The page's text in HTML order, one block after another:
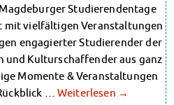
Studierendentage
mit vielfältigen Veranstaltungen
engagierter Studierender der
und Kulturschaffender aus ganz
Momente & Veranstaltungen
… Weiterlesen →